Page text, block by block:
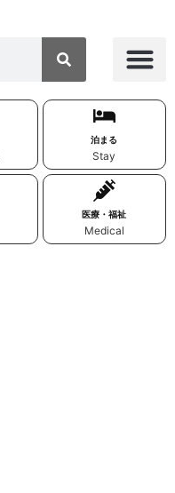
泊まる
Stay
医療・福祉
Medical